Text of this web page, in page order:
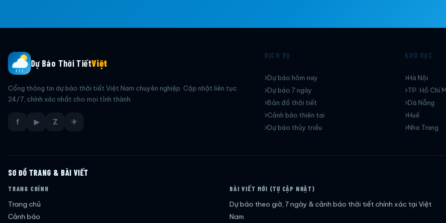
Dự Báo Thời TiếtViệt
Cổng thông tin dự báo thời tiết Việt Nam chuyên nghiệp. Cập nhật liên tục
24/7, chính xác nhất cho mọi tỉnh thành.
f ▶ Z ✈
DỊCH VỤ
Dự báo hôm nay
Dự báo 7 ngày
Bản đồ thời tiết
Cảnh báo thiên tai
Dự báo thủy triều
KHU VỰC
Hà Nội
TP. Hồ Chí
Dà Nẵng
Huế
Nha Trang
SƠ ĐỒ TRANG & BÀI VIẾT
TRANG CHÍNH
Trang chủ
Cảnh báo
BÀI VIẾT MỚI (TỰ CẬP NHẬT)
Dự báo theo giờ, 7 ngày & cảnh báo thời tiết chính xác tại Việt
Nam